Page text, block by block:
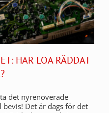
HAR LOA RÄDDAT
det nyrenoverade
Det är dags för det